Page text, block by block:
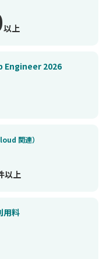
以上
Engineer2026
関連）
以上
用料